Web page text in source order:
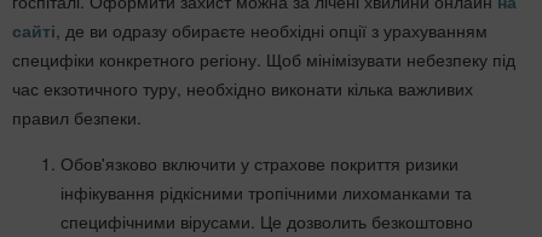
сайті, де ви одразу обираєте необхідні опції з урахуванням
специфіки конкретного регіону. Щоб мінімізувати небезпеку під
час екзотичного туру, необхідно виконати кілька важливих
правил безпеки.
Обов'язково включити у страхове покриття ризики
інфікування рідкісними тропічними лихоманками та
специфічними вірусами. Це дозволить безкоштовно